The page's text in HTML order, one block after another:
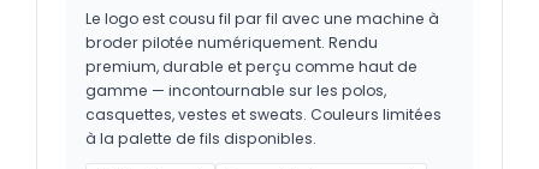
Le logo est cousu fil par fil avec une machine à
broder pilotée numériquement. Rendu
premium, durable et perçu comme haut de
gamme — incontournable sur les polos,
casquettes, vestes et sweats. Couleurs limitées
à la palette de fils disponibles.